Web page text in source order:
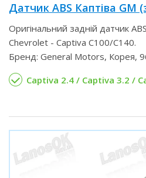
Датчик ABS Каптіва GM
Оригінальний задній датчик
Chevrolet - Captiva С100/С140.
Бренд: General Motors, Корея,
Captiva 2.4 / Captiva 3.2 /